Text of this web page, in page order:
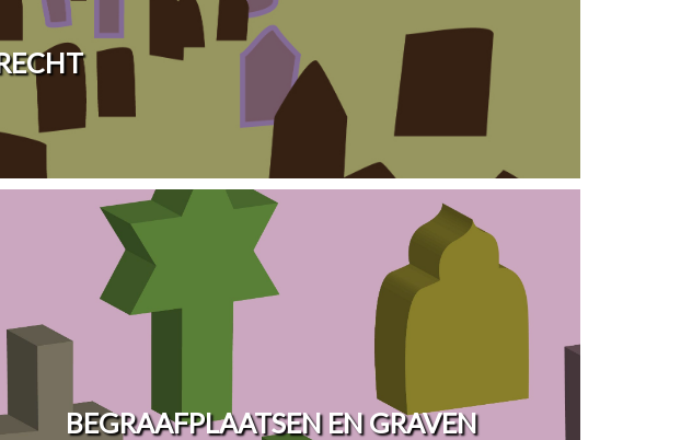
BEGRAAFPLAATSEN EN GRAVEN